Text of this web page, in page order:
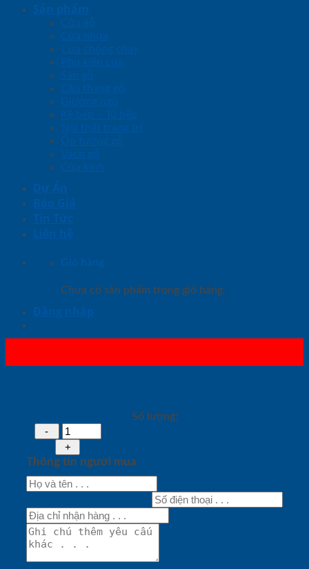
Sản phẩm
Cửa gỗ
Cửa nhựa
Cửa chống cháy
Phụ kiện cửa
Sàn gỗ
Cầu thang gỗ
Giường ngủ
Kệ bếp – Tủ bếp
Nội thất trang trí
Ốp tường gỗ
Vách gỗ
Cửa kính
Dự Án
Báo Giá
Tin Tức
Liên hệ
Giỏ hàng
Chưa có sản phẩm trong giỏ hàng.
Đăng nhập
Số lượng:
Thông tin người mua